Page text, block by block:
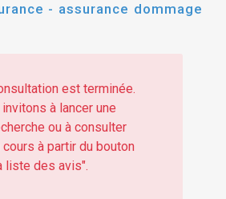
- assurance dommage
est terminée.
à lancer une
ou à consulter
cours à partir du bouton
liste des avis".